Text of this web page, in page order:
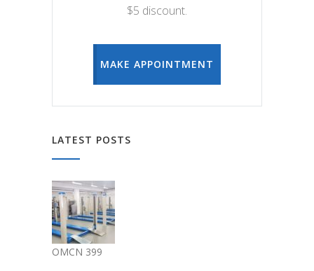
$5 discount.
MAKE APPOINTMENT
LATEST POSTS
OMCN 399